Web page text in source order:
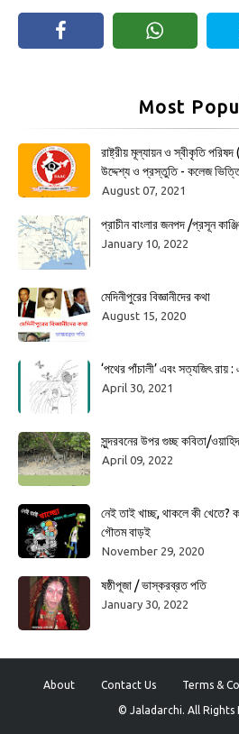
Most
রাষ্ট্রীয় মূল্যায়ন ও স্বীকৃতি
উদ্দেশ্য ও প্রস্তুতি - কলেজ
August 07, 2021
প্রাচীন বাংলার জনপদ /প্রসূন
January 10, 2022
মেদিনীপুরের বিজ্ঞানীদের কথা
August 15, 2020
‘পথের পাঁচালী’ এবং সত্যজিৎ
April 30, 2021
সুন্দরবনের উপর গুচ্ছ কবিতা/
April 09, 2022
নেই তাই খাচ্ছ, থাকলে কী খেতে?
গৌতম বাড়ই
November 29, 2020
ষষ্ঠীপূজা / ভাস্করব্রত পতি
January 30, 2022
About Contact Us Terms &
© Jaladarchi. All Rights